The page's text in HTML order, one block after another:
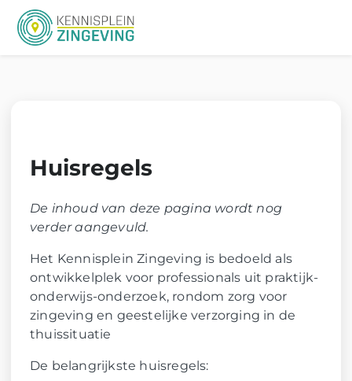
Huisregels
De inhoud van deze pagina wordt nog
verder aangevuld.
Het Kennisplein Zingeving is bedoeld als
ontwikkelplek voor professionals uit praktijk-
onderwijs-onderzoek, rondom zorg voor
zingeving en geestelijke verzorging in de
thuissituatie
De belangrijkste huisregels: